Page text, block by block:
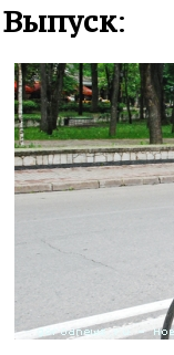
Выпуск: